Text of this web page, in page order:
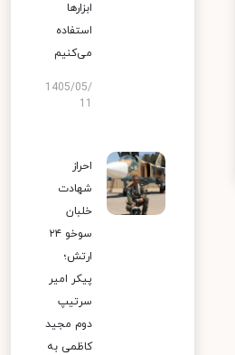
ابزارها
استفاده
می‌کنیم
1405/05/
احراز
شهادت
خلبان
سوخو ۲۴
ارتش؛
پیکر امیر
سرتیپ
دوم مجید
کاظمی به